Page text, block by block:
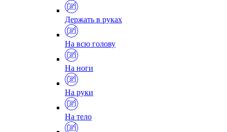
Держать в руках
На всю голову
На ноги
На руки
На тело